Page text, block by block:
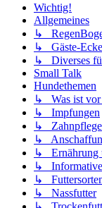
Wichtig!
Allgemeines
↳
↳ Gäste-
↳ Diverses
Small Talk
Hundethemen
↳ Was ist vor
↳ Impfungen
↳ Zahnpflege
↳
↳ Ernährung
↳ Informative
↳
↳ Nassfutter